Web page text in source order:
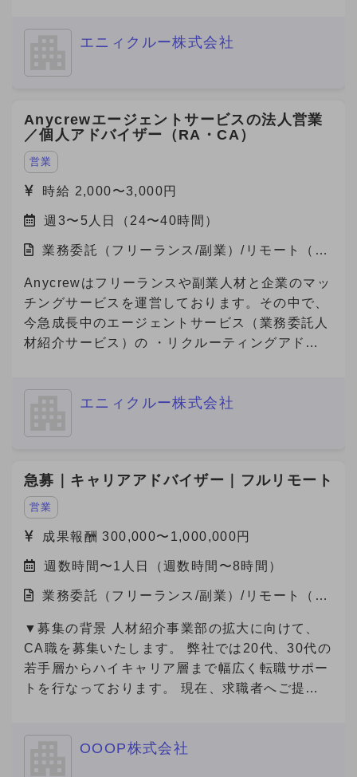
ケティング領域の営業・提案・実行体制を確立す
されるポジションで、案件提案〜納品ディレクシ
ョンまで幅広く関与でき、事業責任者に近い裁量
を持つことができる案件です。
エニィクルー株式会社
Anycrewエージェントサービスの法人営業
／個人アドバイザー（RA・CA）
営業
時給 2,000〜3,000円
週3〜5人日（24〜40時間）
業務委託（フリーランス/副業）/リモート（在
Anycrewはフリーランスや副業人材と企業のマッ
チングサービスを運営しております。その中で、
今急成長中のエージェントサービス（業務委託人
材紹介サービス）の ・リクルーティングアドバ
を募集しております。
エニィクルー株式会社
急募｜キャリアアドバイザー｜フルリモート
営業
成果報酬 300,000〜1,000,000円
週数時間〜1人日（週数時間〜8時間）
業務委託（フリーランス/副業）/リモート（在
▼募集の背景 人材紹介事業部の拡大に向けて、
CA職を募集いたします。 弊社では20代、30代の
若手層からハイキャリア層まで幅広く転職サポー
トを行なっております。 現在、求職者へご提案
OOOP株式会社